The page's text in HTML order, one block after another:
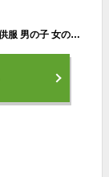
[NAVY] [ネイビー] のびるモン ストレッチパンツ 子供服 男の子 女の子 キッズ ベグトップパンツ バルーンシルエット ボトムス ベージュ:120cm